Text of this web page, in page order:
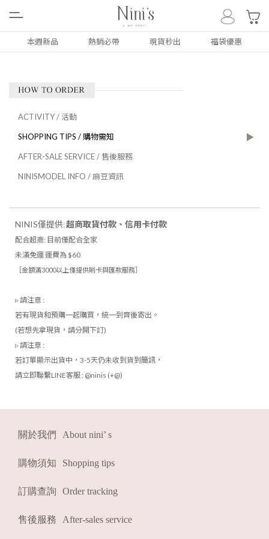
0
本週新品 熱銷必帶 現貨秒出 福袋優惠
下著BOTTOM
洋裝/套裝DRESS
配件類ACC
FAST現貨
2026福袋
ACTIVITY / 活動
SHOPPING TIPS / 購物需知
AFTER-SALE SERVICE / 售後服務
NINISMODEL INFO / 麻豆資訊
NINIS僅提供: 超商取貨付款、信用卡付款
配合超商: 目前僅配合全家
未滿免運 運費為 $60
［金額滿3000以上僅提供刷卡與匯款服務］
▹ 請注意 :
若有現貨和預購一起購買，統一到齊後寄出。
(若想先拿現貨，請分開下訂)
▹ 請注意 :
若訂單顯示出貨中，3-5天仍未收到貨到簡訊，
請立即聯繫LINE客服 : @ninis (+@)
關於我們 About nini’ s
購物須知 Shopping tips
訂購查詢 Order tracking
售後服務 After-sales service